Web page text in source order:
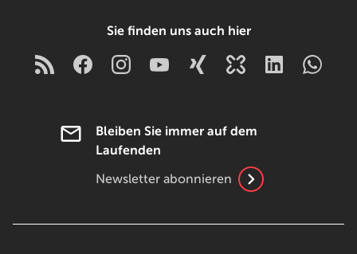
Sie finden uns auch hier
Bleiben Sie immer auf dem
Laufenden
Newsletter abonnieren